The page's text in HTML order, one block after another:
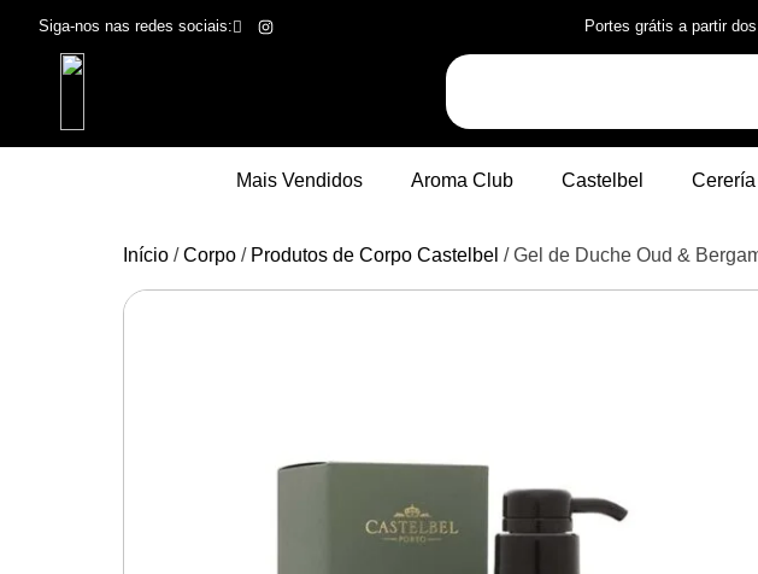
Siga-nos nas redes sociais: Portes grátis a partir
Mais Vendidos Aroma Club Castelbel
Início /Corpo / Produtos de Corpo Castelbel / Gel de Duche Oud &